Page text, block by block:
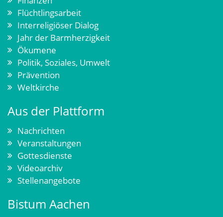
Flüchtlingsarbeit
Interreligiöser Dialog
Jahr der Barmherzigkeit
Ökumene
Politik, Soziales, Umwelt
Prävention
Weltkirche
Aus der Plattform
Nachrichten
Veranstaltungen
Gottesdienste
Videoarchiv
Stellenangebote
Bistum Aachen